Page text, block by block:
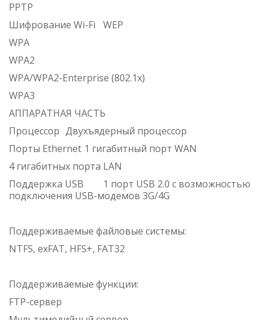
PPTP
Шифрование Wi-Fi
WEP
WPA
WPA2
WPA/WPA2-Enterprise (802.1x)
WPA3
АППАРАТНАЯ ЧАСТЬ
Процессор Двухъядерный процессор
Порты Ethernet 1 гигабитный порт WAN
4 гигабитных порта LAN
Поддержка USB
1 порт USB 2.0 с возможностью
подключения USB-модемов 3G/4G
Поддерживаемые файловые системы:
NTFS, exFAT, HFS+, FAT32
Поддерживаемые функции:
FTP-сервер